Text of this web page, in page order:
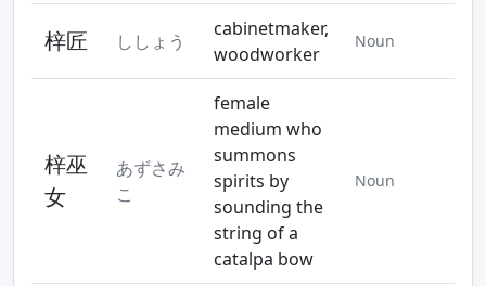
梓匠 ししょう
cabinetmaker,
woodworker
Noun
梓巫
女
あずさみ
こ
female
medium who
summons
spirits by
sounding the
string of a
catalpa bow
Noun